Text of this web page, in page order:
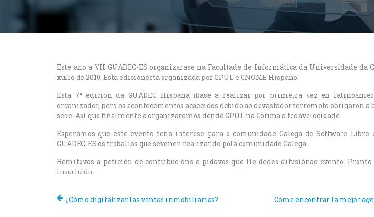
Este ano a VII GUADEC-ES organizarase na Facultade de Informática da Universidade da
xullo de 2010. Esta ediciónestá organizada por GPUL e GNOME Hispano.
Esta 7ª edición da GUADEC Hispana ibase a realizar por primeira vez en
organizador, pero os acontecementos acaecidos debido ao devastador terremoto obrigaron a
sede. Así que finalmente a organizaremos dende GPUL na Coruña a todavelocidade.
Esperamos que este evento teña interese para a comunidade Galega de Software
GUADEC-ES os traballos que seveñen realizando pola comunidade Galega.
Remitovos a petición de contribucións e pidovos que lle dedes difusiónao evento.
inscrición.
¿Cómo digitalizar las ventas inmobiliarias?
Cómo encontrar la mejor